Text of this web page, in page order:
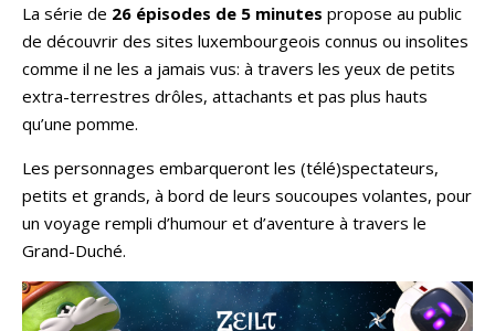
La série de 26 épisodes de 5 minutes propose au public
de découvrir des sites luxembourgeois connus ou insolites
comme il ne les a jamais vus: à travers les yeux de petits
extra-terrestres drôles, attachants et pas plus hauts
qu’une pomme.
Les personnages embarqueront les (télé)spectateurs,
petits et grands, à bord de leurs soucoupes volantes, pour
un voyage rempli d’humour et d’aventure à travers le
Grand-Duché.